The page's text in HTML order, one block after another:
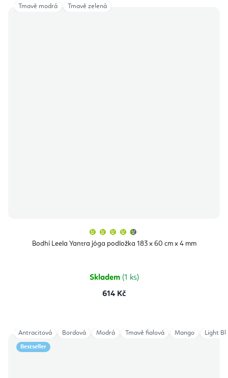
Bodhi Leela Yantra jóga podložka 183 x 60 cm x 4 mm
produktu
je
Skladem (1 ks)
614 Kč
Tmavě modrá Tmavě zelená
Bestseller
Antracitová Bordová Modrá Tmavě fialová Mango Light